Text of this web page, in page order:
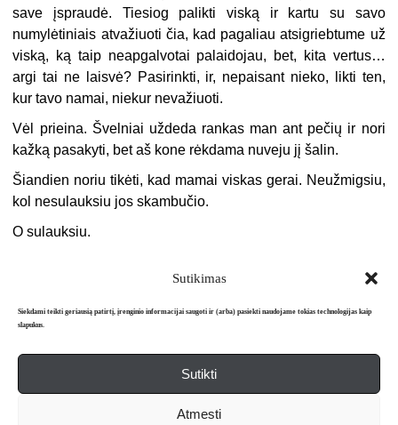
Sutikimas
Siekdami teikti geriausią patirtį, įrenginio informacijai saugoti ir (arba) pasiekti naudojame tokias technologijas kaip
slapukus.
Sutikti
Atmesti
save įspraudė. Tiesiog palikti viską ir kartu su savo
numylėtiniais atvažiuoti čia, kad pagaliau atsigriebtume už
viską, ką taip neapgalvotai palaidojau, bet, kita vertus…
argi tai ne laisvė? Pasirinkti, ir, nepaisant nieko, likti ten,
kur tavo namai, niekur nevažiuoti.
Vėl prieina. Švelniai uždeda rankas man ant pečių ir nori
kažką pasakyti, bet aš kone rėkdama nuveju jį šalin.
Šiandien noriu tikėti, kad mamai viskas gerai. Neužmigsiu,
kol nesulauksiu jos skambučio.
O sulauksiu.